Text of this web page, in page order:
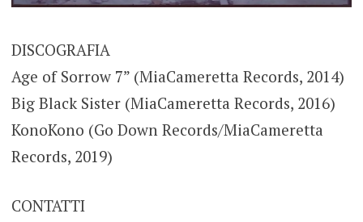
DISCOGRAFIA
Age of Sorrow 7” (MiaCameretta Records, 2014)
Big Black Sister (MiaCameretta Records, 2016)
KonoKono (Go Down Records/MiaCameretta
Records, 2019)
CONTATTI